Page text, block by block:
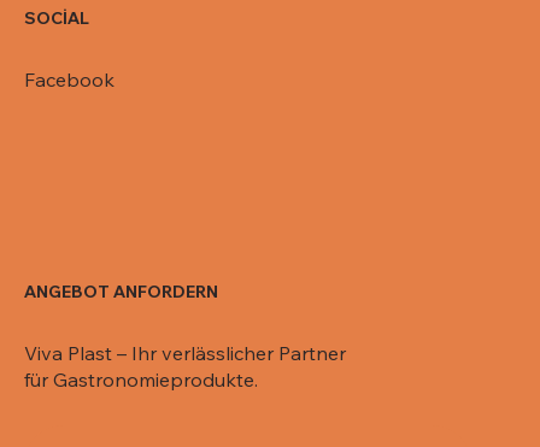
SOCİAL
Facebook
ANGEBOT ANFORDERN
Viva Plast – Ihr verlässlicher Partner
für Gastronomieprodukte.